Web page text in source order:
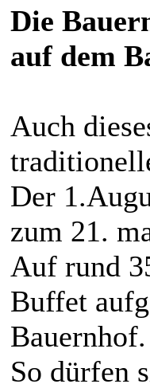
Die
auf dem
Auch
Der
zum 21.
Auf rund
Buffet
Bauernhof.
So dürfen